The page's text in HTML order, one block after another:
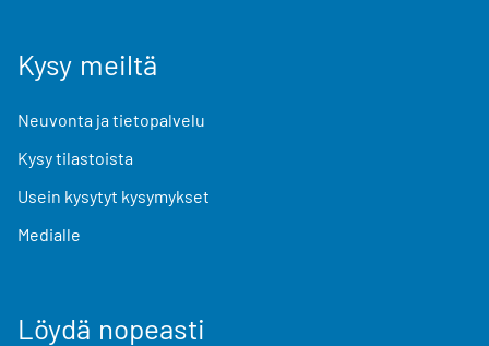
Kysy meiltä
Neuvonta ja tietopalvelu
Kysy tilastoista
Usein kysytyt kysymykset
Medialle
Löydä nopeasti